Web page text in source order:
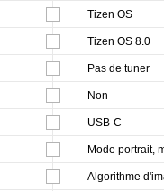
Tizen OS
Tizen OS 8.0
Pas de tuner
Non
USB-C
Mode portrait,
Algorithme